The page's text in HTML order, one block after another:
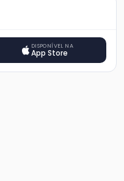
DISPONÍVEL NA
App Store